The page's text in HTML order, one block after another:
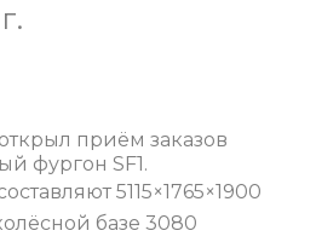
приём заказов
фургон SF1.
5115×1765×1900
базе 3080